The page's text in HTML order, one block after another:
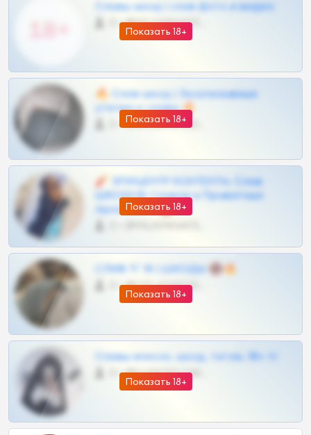
Показать 18+
Сливы шкод | слив фото и видео
0 •
Показать 18+
🔥 Слив шкод | Эксклюзивные
утечки и сливы 🔥
0 •
Показать 18+
🧨 ЭПИЦЕНТР КОНТЕНТА: Слив
ШКОДОВ Сливов и Приватных
Архивов ТГ 🔞💎
Показать 18+
СЛИВ ТГ 18 | ШКОДЫ 🔞🔥
0 •
Показать 18+
Сливы вписок, шкод, теток, 18+ тг
0 •